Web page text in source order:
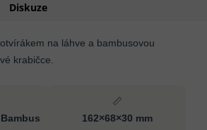
Diskuze
na láhve a bambusovou
krabičce.
📏
162×68×30 mm